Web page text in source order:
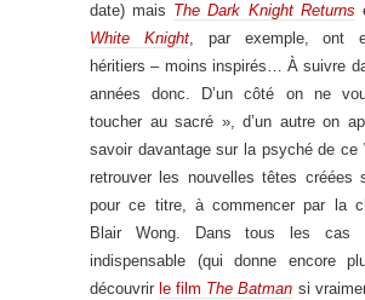
date) mais The Dark Knight Returns
White Knight, par exemple, ont
héritiers – moins inspirés… À suivre
années donc. D’un côté on ne
toucher au sacré », d’un autre on
savoir davantage sur la psyché de ce
retrouver les nouvelles têtes créées
pour ce titre, à commencer par la
Blair Wong. Dans tous les cas
indispensable (qui donne encore
découvrir le film The Batman si